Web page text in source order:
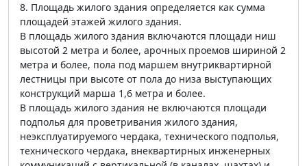
8. Площадь жилого здания определяется как сумма
площадей этажей жилого здания.
В площадь жилого здания включаются площади ниш
высотой 2 метра и более, арочных проемов шириной 2
метра и более, пола под маршем внутриквартирной
лестницы при высоте от пола до низа выступающих
конструкций марша 1,6 метра и более.
В площадь жилого здания не включаются площади
подполья для проветривания жилого здания,
неэксплуатируемого чердака, технического подполья,
технического чердака, внеквартирных инженерных